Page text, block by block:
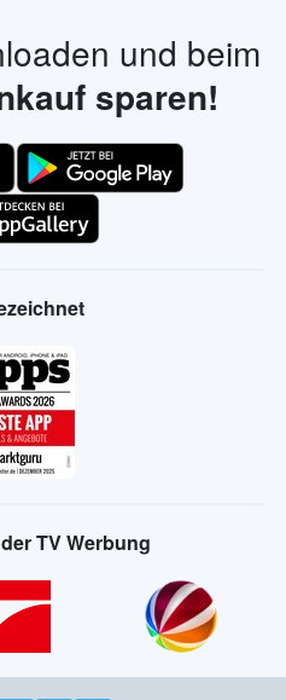
und beim
sparen!
TV Werbung